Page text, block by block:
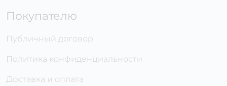
Покупателю
Публичный договор
Политика конфиденциальности
Доставка и оплата